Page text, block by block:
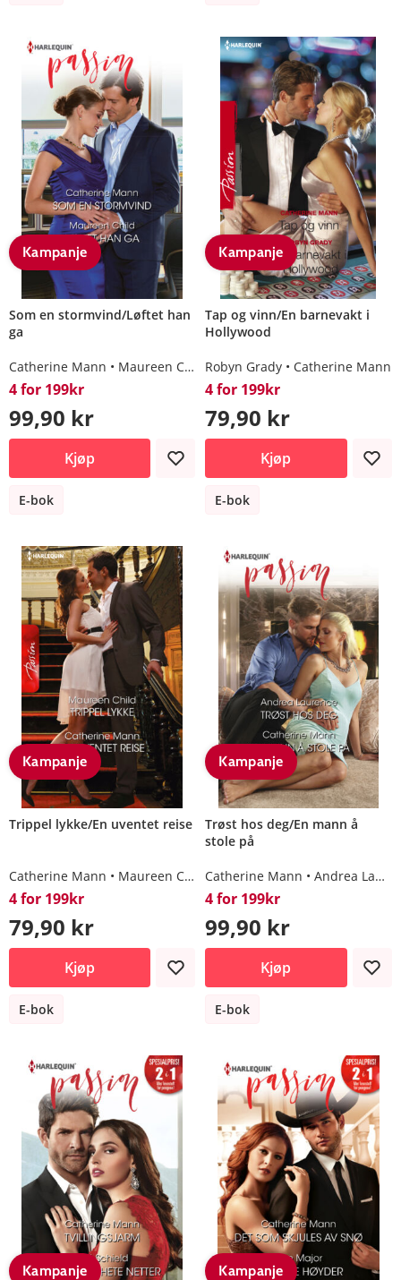
Kampanje
Som en stormvind/Løftet han
ga
Catherine Mann Maureen Child
4 for 199kr
99,90 kr
Kjøp
E-bok
Kampanje
Tap og vinn/En barnevakt i
Hollywood
Robyn Grady Catherine Mann
4 for 199kr
79,90 kr
Kjøp
E-bok
Kampanje
Trippel lykke/En uventet reise
Catherine Mann Maureen Child
4 for 199kr
79,90 kr
Kjøp
E-bok
Kampanje
Trøst hos deg/En mann å
stole på
Catherine Mann Andrea Laurence
4 for 199kr
99,90 kr
Kjøp
E-bok
Kampanje Kampanje